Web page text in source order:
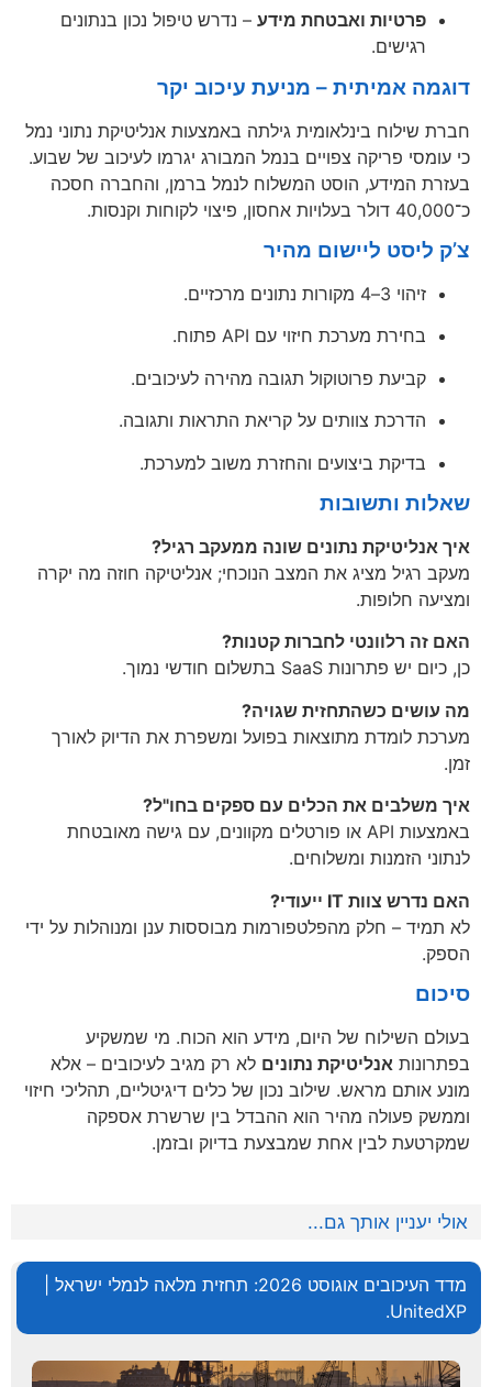
פרטיות ואבטחת מידע – נדרש טיפול נכון בנתונים
רגישים.
דוגמה אמיתית – מניעת עיכוב יקר
חברת שילוח בינלאומית גילתה באמצעות אנליטיקת נתוני נמל
כי עומסי פריקה צפויים בנמל המבורג יגרמו לעיכוב של שבוע.
בעזרת המידע, הוסט המשלוח לנמל ברמן, והחברה חסכה
כ־40,000 דולר בעלויות אחסון, פיצוי לקוחות וקנסות.
צ’ק ליסט ליישום מהיר
זיהוי 3–4 מקורות נתונים מרכזיים.
בחירת מערכת חיזוי עם API פתוח.
קביעת פרוטוקול תגובה מהירה לעיכובים.
הדרכת צוותים על קריאת התראות ותגובה.
בדיקת ביצועים והחזרת משוב למערכת.
שאלות ותשובות
איך אנליטיקת נתונים שונה ממעקב רגיל?
מעקב רגיל מציג את המצב הנוכחי; אנליטיקה חוזה מה יקרה
ומציעה חלופות.
האם זה רלוונטי לחברות קטנות?
כן, כיום יש פתרונות SaaS בתשלום חודשי נמוך.
מה עושים כשהתחזית שגויה?
מערכת לומדת מתוצאות בפועל ומשפרת את הדיוק לאורך
זמן.
איך משלבים את הכלים עם ספקים בחו"ל?
באמצעות API או פורטלים מקוונים, עם גישה מאובטחת
לנתוני הזמנות ומשלוחים.
האם נדרש צוות IT ייעודי?
לא תמיד – חלק מהפלטפורמות מבוססות ענן ומנוהלות על ידי
הספק.
סיכום
בעולם השילוח של היום, מידע הוא הכוח. מי שמשקיע
בפתרונות אנליטיקת נתונים לא רק מגיב לעיכובים – אלא
מונע אותם מראש. שילוב נכון של כלים דיגיטליים, תהליכי חיזוי
וממשק פעולה מהיר הוא ההבדל בין שרשרת אספקה
שמקרטעת לבין אחת שמבצעת בדיוק ובזמן.
אולי יעניין אותך גם...
מדד העיכובים אוגוסט 2026: תחזית מלאה לנמלי ישראל |
UnitedXP.